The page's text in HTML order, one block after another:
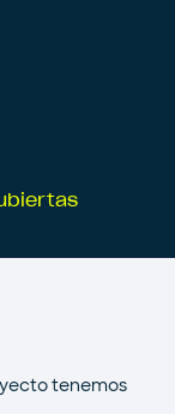
tenemos